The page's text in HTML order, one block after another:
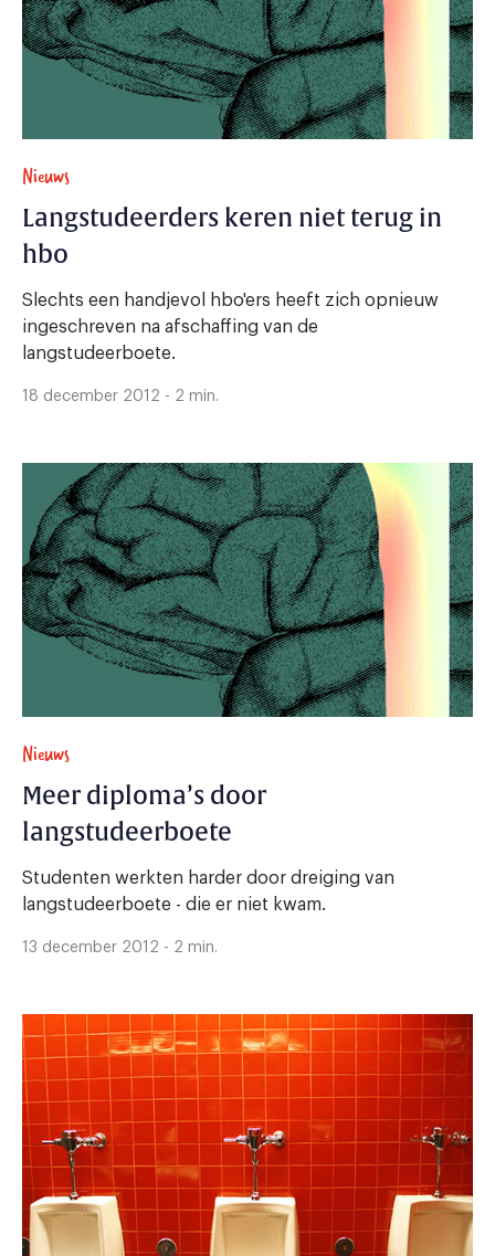
Nieuws
Langstudeerders keren niet terug in
hbo
Slechts een handjevol hbo'ers heeft zich opnieuw
ingeschreven na afschaffing van de
langstudeerboete.
18 december 2012 - 2 min.
Nieuws
Meer diploma’s door
langstudeerboete
Studenten werkten harder door dreiging van
langstudeerboete - die er niet kwam.
13 december 2012 - 2 min.